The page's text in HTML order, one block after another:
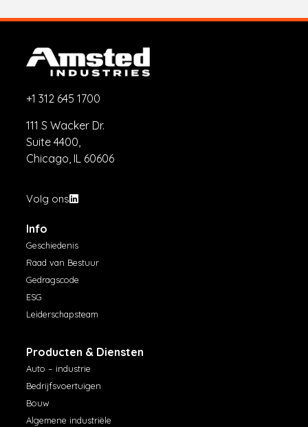
+1 312 645 1700
111 S Wacker Dr.
Suite 4400,
Chicago, IL 60606
Volg ons
Info
Geschiedenis
Raad van Bestuur
Gedragscode
ESG
Leiderschapsteam
Producten & Diensten
Auto – industrie
Bedrijfsvoertuigen
Bouw
Algemene industriële